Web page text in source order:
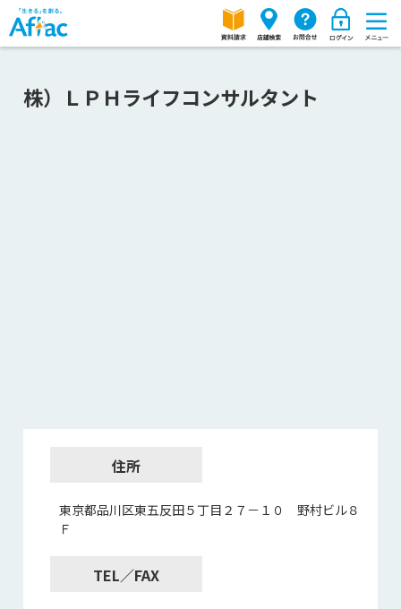
株）ＬＰＨライフコンサルタント
住所
東京都品川区東五反田５丁目２７－１０ 野村ビル８
Ｆ
TEL／FAX